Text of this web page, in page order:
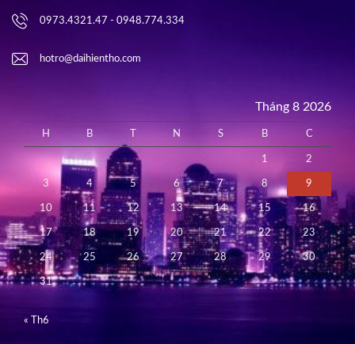
0973.4321.47 - 0948.774.334
hotro@daihientho.com
Tháng 8 2026
H B N S B C
1 2
3 4 5 6 7 8 9
10 11 12 13 14 15 16
17 18 19 20 21 22 23
24 25 26 27 28 29 30
31
« Th6